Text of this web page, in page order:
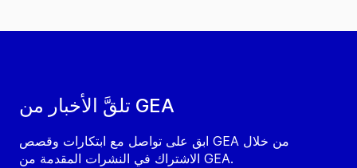
تلقَّ الأخبار من GEA
ابق على تواصل مع ابتكارات وقصص GEA من خلال
الاشتراك في النشرات المقدمة من GEA.